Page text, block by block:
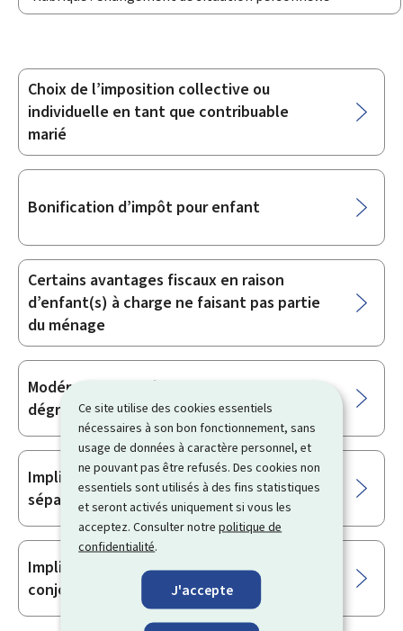
Ce site utilise des cookies essentiels
nécessaires à son bon fonctionnement, sans
usage de données à caractère personnel, et
ne pouvant pas être refusés. Des cookies non
essentiels sont utilisés à des fins statistiques
et seront activés uniquement si vous les
acceptez. Consulter notrepolitique de
confidentialité.
J'accepte
Sous-
rubriques
Choix de l’imposition collective ou
individuelle en tant que contribuable
marié
Bonification d’impôt pour enfant
Certains avantages fiscaux en raison
d’enfant(s) à charge ne faisant pas partie
du ménage
Modération d’impôt sous forme de
dégrèvement
Implications fiscales en cas de divorce, de
séparation ou de fin de partenariat
Implications fiscales en cas de décès du
conjoint ou du partenaire